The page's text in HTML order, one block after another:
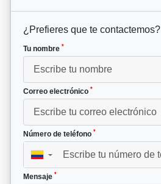
¿Prefieres que te contactemos?
Tu nombre *
Correo electrónico *
Número de teléfono *
▼
Mensaje *